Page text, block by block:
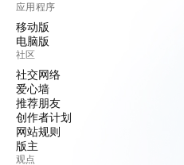
应用程序
移动版
电脑版
社区
社交网络
爱心墙
推荐朋友
创作者计划
网站规则
版主
观点